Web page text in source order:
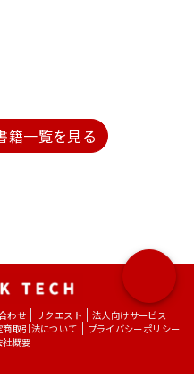
籍一覧を見る
わせ リクエスト
法人向けサービス
商取引法について
プライバシーポリシー
社概要